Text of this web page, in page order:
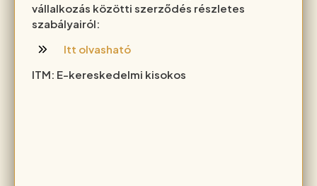
vállalkozás közötti szerződés részletes
szabályairól:
Itt olvasható
ITM: E-kereskedelmi kisokos